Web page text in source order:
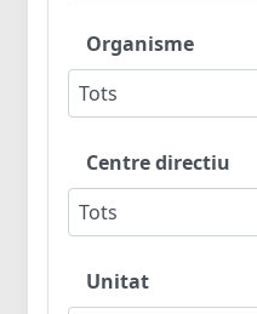
Organisme
Tots
Centre directiu
Tots
Unitat